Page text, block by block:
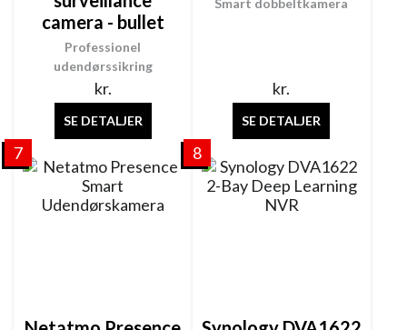
Professionel
udendørssikring
camera - bullet
kr.
SE DETALJER
Smart dobbeltkamera
kr.
SE DETALJER
7 8